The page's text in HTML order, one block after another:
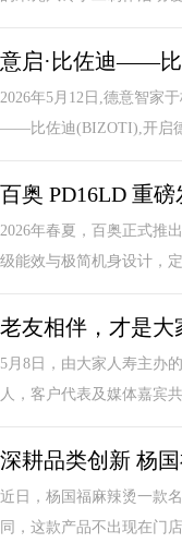
意启·比佐迪——比
2026年5月12日,德意智家
——比佐迪(BIZOTI),开启
百奥 PD16LD 重
2026年春夏，百奥正式推
级能效与极简机身设计，
老友相伴，才是
5月8日，由大家人寿主办
人，客户代表及媒体嘉宾
深耕品类创新 杨
近日，杨国福麻辣烫一款
同，这款产品不出现在门